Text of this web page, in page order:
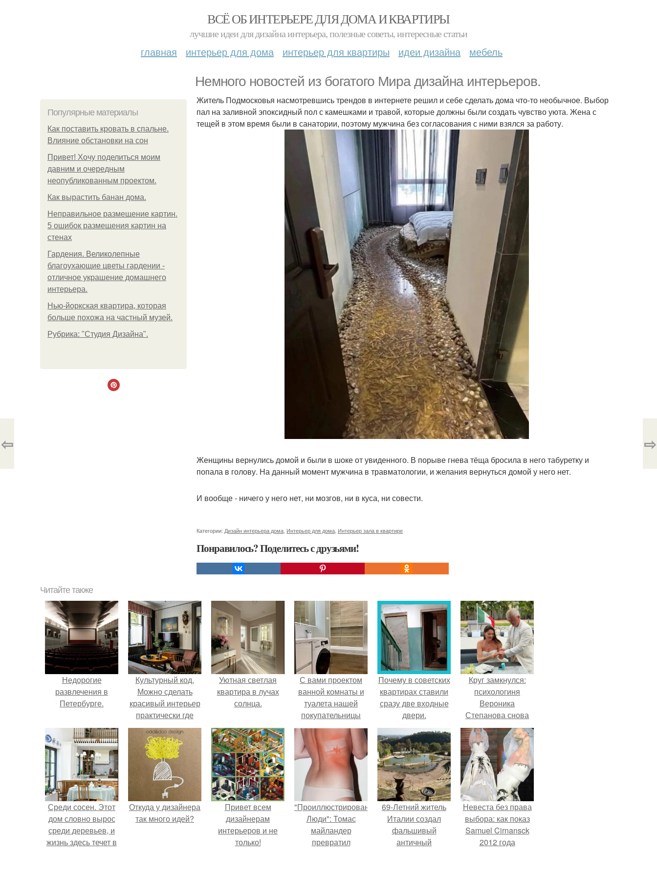
ВСЁ ОБ ИНТЕРЬЕРЕ ДЛЯ ДОМА И КВАРТИРЫ
лучшие идеи для дизайна интерьера, полезные советы, интересные статьи
главная интерьер для дома интерьер для квартиры идеи дизайна мебель
Немного новостей из богатого Мира дизайна интерьеров.
Популярные материалы
Как поставить кровать в спальне.
Влияние обстановки на сон
Привет! Хочу поделиться моим
давним и очередным
неопубликованным проектом.
Как вырастить банан дома.
Неправильное размещение картин.
5 ошибок размещения картин на
стенах
Гардения. Великолепные
благоухающие цветы гардении -
отличное украшение домашнего
интерьера.
Нью-йоркская квартира, которая
больше похожа на частный музей.
Рубрика: "Студия Дизайна".
Житель Подмосковья насмотревшись трендов в интернете решил и себе сделать дома что-то необычное. Выбор
пал на заливной эпоксидный пол с камешками и травой, которые должны были создать чувство уюта. Жена с
тещей в этом время были в санатории, поэтому мужчина без согласования с ними взялся за работу.
Женщины вернулись домой и были в шоке от увиденного. В порыве гнева тёща бросила в него табуретку и
попала в голову. На данный момент мужчина в травматологии, и желания вернуться домой у него нет.
И вообще - ничего у него нет, ни мозгов, ни в куса, ни совести.
Категории: Дизайн интерьера дома Интерьер для дома Интерьер зала в квартире
Понравилось? Поделитесь с друзьями!
⇦ ⇨
Читайте также
Недорогие
развлечения в
Петербурге.
Культурный код.
Можно сделать
красивый интерьер
практически где
угодно.
Уютная светлая
квартира в лучах
солнца.
С вами проектом
ванной комнаты и
туалета нашей
покупательницы
делимся.
Почему в советских
квартирах ставили
сразу две входные
двери.
Круг замкнулся:
психологиня
Вероника
Степанова снова
вышла замуж за
собственного
бывшего мужа.
Среди сосен. Этот
дом словно вырос
среди деревьев, и
жизнь здесь течет в
Откуда у дизайнера
так много идей?
Привет всем
дизайнерам
интерьеров и не
только!
"Проиллюстрированные
Люди": Томас
майландер
превратил
69-Летний житель
Италии создал
фальшивый
античный
Невеста без права
выбора: как показ
Samuel Cirnansck
2012 года